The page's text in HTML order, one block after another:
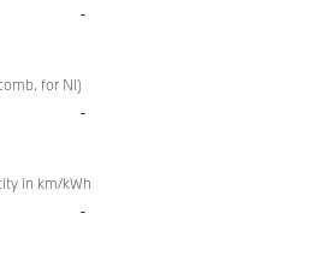
-
for NI)
-
in km/kWh
-